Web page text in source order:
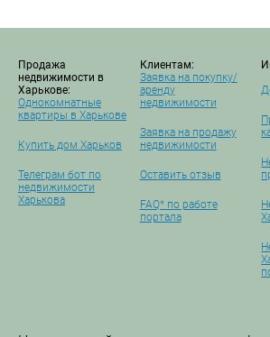
Продажа
недвижимости в
Харькове:
Однокомнатные
квартиры в Харькове
Купить дом Харьков
Телеграм бот по
недвижимости
Харькова
Клиентам:
Заявка на покупку/
аренду
недвижимости
Заявка на продажу
недвижимости
Оставить отзыв
FAQ* по работе
портала